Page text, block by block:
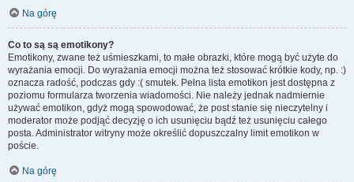
Na górę
Co to są są emotikony?
Emotikony, zwane też uśmieszkami, to małe obrazki, które mogą być użyte do
wyrażania emocji. Do wyrażania emocji można też stosować krótkie kody, np. :)
oznacza radość, podczas gdy :( smutek. Pełna lista emotikon jest dostępna z
poziomu formularza tworzenia wiadomości. Nie należy jednak nadmiernie
używać emotikon, gdyż mogą spowodować, że post stanie się nieczytelny i
moderator może podjąć decyzję o ich usunięciu bądź też usunięciu całego
posta. Administrator witryny może określić dopuszczalny limit emotikon w
poście.
Na górę